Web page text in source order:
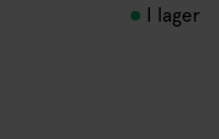
I lager